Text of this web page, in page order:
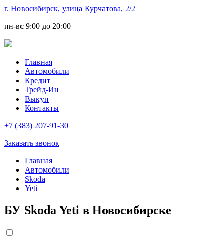
г. Новосибирск, улица Курчатова, 2/2
пн-вс 9:00 до 20:00
Главная
Автомобили
Кредит
Трейд-Ин
Выкуп
Контакты
+7 (383) 207-91-30
Заказать звонок
Главная
Автомобили
Skoda
Yeti
БУ Skoda Yeti в Новосибирске